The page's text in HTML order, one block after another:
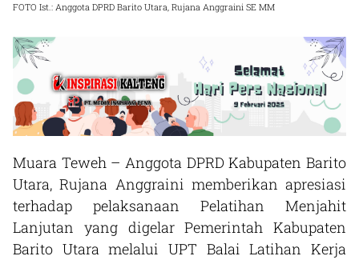
FOTO Ist.: Anggota DPRD Barito Utara, Rujana Anggraini SE MM
Muara Teweh – Anggota DPRD Kabupaten Barito
Utara, Rujana Anggraini memberikan apresiasi
terhadap pelaksanaan Pelatihan Menjahit
Lanjutan yang digelar Pemerintah Kabupaten
Barito Utara melalui UPT Balai Latihan Kerja